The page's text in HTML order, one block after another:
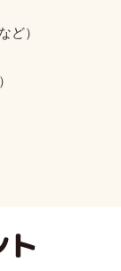
ど）